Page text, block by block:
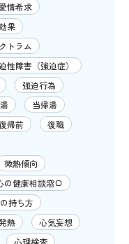
情希求
果
トラム
性障害（強迫症）
強迫行為
当帰湯
帰前
復職
微熱傾向
の健康相談窓口
持ち方
熱
心気妄想
心理検査